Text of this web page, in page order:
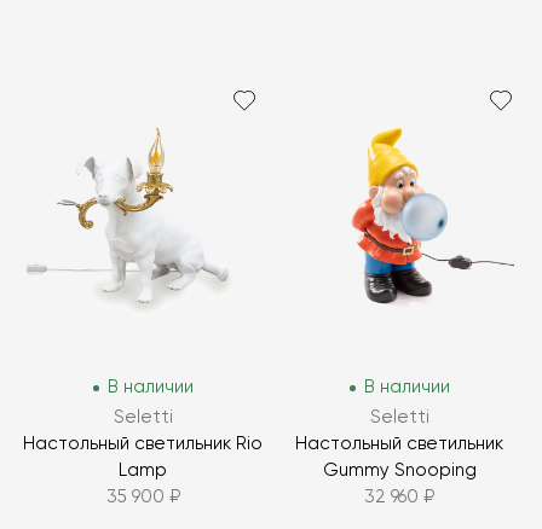
В наличии
Seletti
Настольный светильник Rio
Lamp
35 900 ₽
В наличии
Seletti
Настольный светильник
Gummy Snooping
32 960 ₽